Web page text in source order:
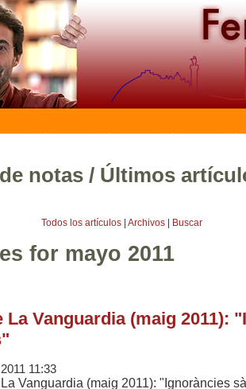
notas / Últimos
Todos los artículos Archivos Buscar
for mayo 2011
La Vanguardia (maig 2011):
11:33